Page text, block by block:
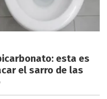
esta es
el sarro de las